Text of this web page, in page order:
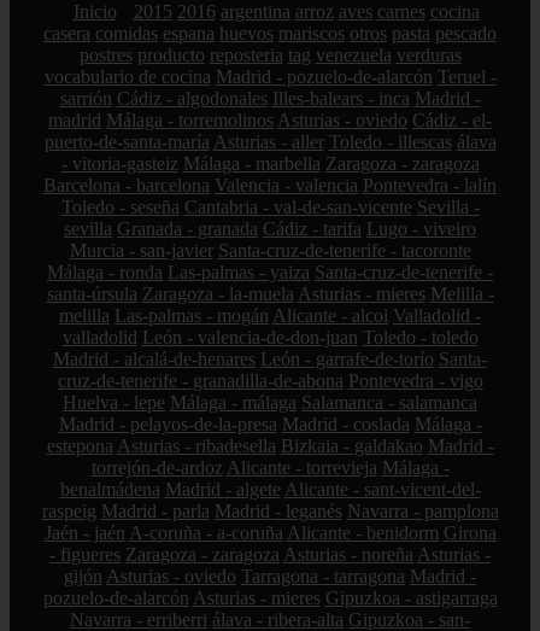
Inicio 2015 2016 argentina arroz aves carnes cocina
casera comidas espana huevos mariscos otros pasta pescado
postres producto reposteria tag venezuela verduras
vocabulario de cocina Madrid - pozuelo-de-alarcón Teruel -
sarrión Cádiz - algodonales Illes-balears - inca Madrid -
madrid Málaga - torremolinos Asturias - oviedo Cádiz - el-
puerto-de-santa-maría Asturias - aller Toledo - illescas álava
- vitoria-gasteiz Málaga - marbella Zaragoza - zaragoza
Barcelona - barcelona Valencia - valencia Pontevedra - lalín
Toledo - seseña Cantabria - val-de-san-vicente Sevilla -
sevilla Granada - granada Cádiz - tarifa Lugo - viveiro
Murcia - san-javier Santa-cruz-de-tenerife - tacoronte
Málaga - ronda Las-palmas - yaiza Santa-cruz-de-tenerife -
santa-úrsula Zaragoza - la-muela Asturias - mieres Melilla -
melilla Las-palmas - mogán Alicante - alcoi Valladolid -
valladolid León - valencia-de-don-juan Toledo - toledo
Madrid - alcalá-de-henares León - garrafe-de-torío Santa-
cruz-de-tenerife - granadilla-de-abona Pontevedra - vigo
Huelva - lepe Málaga - málaga Salamanca - salamanca
Madrid - pelayos-de-la-presa Madrid - coslada Málaga -
estepona Asturias - ribadesella Bizkaia - galdakao Madrid -
torrejón-de-ardoz Alicante - torrevieja Málaga -
benalmádena Madrid - algete Alicante - sant-vicent-del-
raspeig Madrid - parla Madrid - leganés Navarra - pamplona
Jaén - jaén A-coruña - a-coruña Alicante - benidorm Girona
- figueres Zaragoza - zaragoza Asturias - noreña Asturias -
gijón Asturias - oviedo Tarragona - tarragona Madrid -
pozuelo-de-alarcón Asturias - mieres Gipuzkoa - astigarraga
Navarra - erriberri álava - ribera-alta Gipuzkoa - san-